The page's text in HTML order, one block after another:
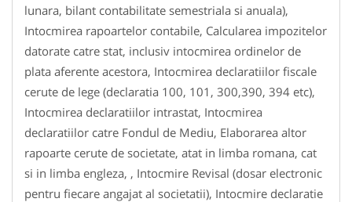
lunara, bilant contabilitate semestriala si anuala),
Intocmirea rapoartelor contabile, Calcularea impozitelor
datorate catre stat, inclusiv intocmirea ordinelor de
plata aferente acestora, Intocmirea declaratiilor fiscale
cerute de lege (declaratia 100, 101, 300,390, 394 etc),
Intocmirea declaratiilor intrastat, Intocmirea
declaratiilor catre Fondul de Mediu, Elaborarea altor
rapoarte cerute de societate, atat in limba romana, cat
si in limba engleza, , Intocmire Revisal (dosar electronic
pentru fiecare angajat al societatii), Intocmire declaratie